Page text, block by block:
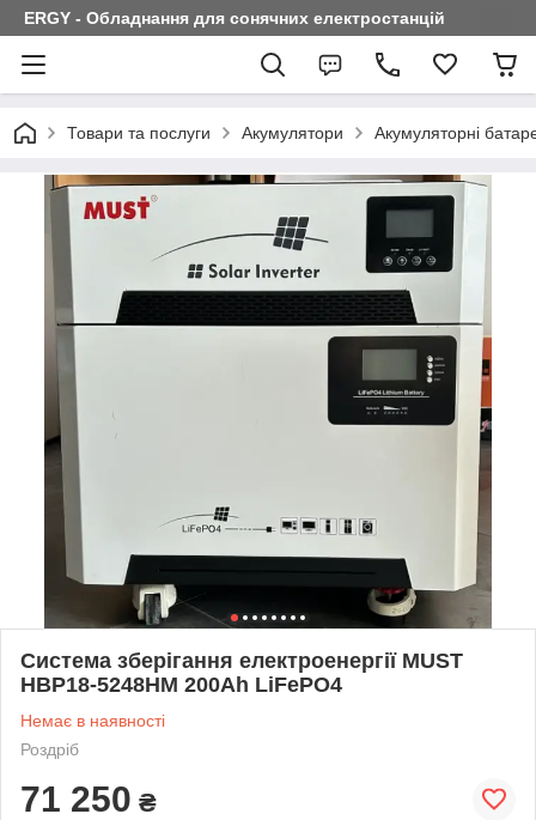
ERGY - Обладнання для сонячних електростанцій
Товари та послуги Акумулятори Акумуляторні
Система зберігання електроенергії MUST
НВР18-5248HM 200Ah LiFePО4
Немає в наявності
Роздріб
71 250 ₴